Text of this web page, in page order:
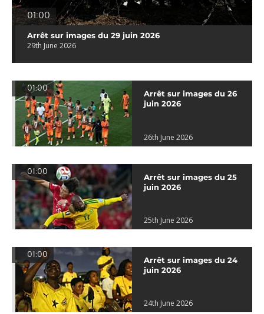
01:00
Arrêt sur images du 29 juin 2026
29th June 2026
01:00
Arrêt sur images du 26
juin 2026
26th June 2026
01:00
Arrêt sur images du 25
juin 2026
25th June 2026
01:00
Arrêt sur images du 24
juin 2026
24th June 2026